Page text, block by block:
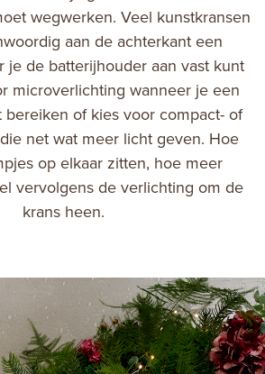
wegwerken. Veel kunstkransen
aan de achterkant een
je de batterijhouder aan vast kunt
microverlichting wanneer je een
of kies voor compact- of
net wat meer licht geven. Hoe
op elkaar zitten, hoe meer
vervolgens de verlichting om de
krans heen.